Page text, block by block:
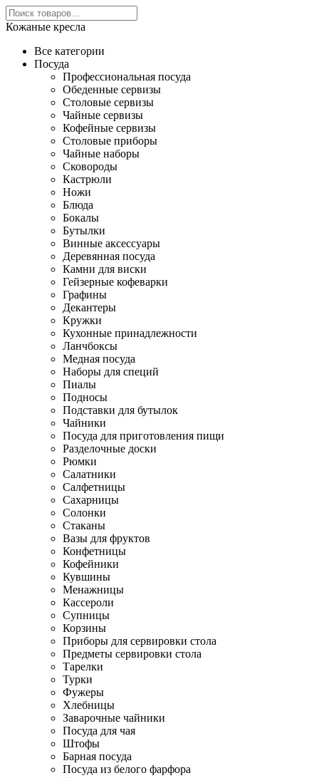
Кожаные кресла
Все категории
Посуда
Профессиональная посуда
Обеденные сервизы
Столовые сервизы
Чайные сервизы
Кофейные сервизы
Столовые приборы
Чайные наборы
Сковороды
Кастрюли
Ножи
Блюда
Бокалы
Бутылки
Винные аксессуары
Деревянная посуда
Камни для виски
Гейзерные кофеварки
Графины
Декантеры
Кружки
Кухонные принадлежности
Ланчбоксы
Медная посуда
Наборы для специй
Пиалы
Подносы
Подставки для бутылок
Чайники
Посуда для приготовления пищи
Разделочные доски
Рюмки
Салатники
Салфетницы
Сахарницы
Солонки
Стаканы
Вазы для фруктов
Конфетницы
Кофейники
Кувшины
Менажницы
Кассероли
Супницы
Корзины
Приборы для сервировки стола
Предметы сервировки стола
Тарелки
Турки
Фужеры
Хлебницы
Заварочные чайники
Посуда для чая
Штофы
Барная посуда
Посуда из белого фарфора